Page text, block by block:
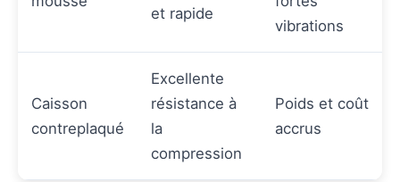
et rapide
vibrations
Caisson
contreplaqué
Excellente
résistance à
la
compression
Poids et coût
accrus